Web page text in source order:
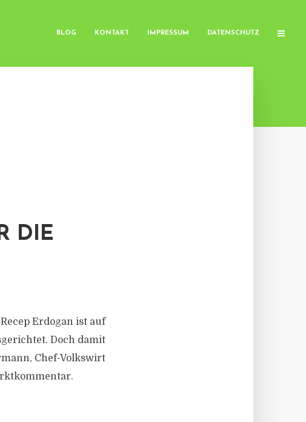
BLOG KONTAKT IMPRESSUM DATENSCHUTZ
DIE
Erdogan ist auf
Doch damit
Chef-Volkswirt